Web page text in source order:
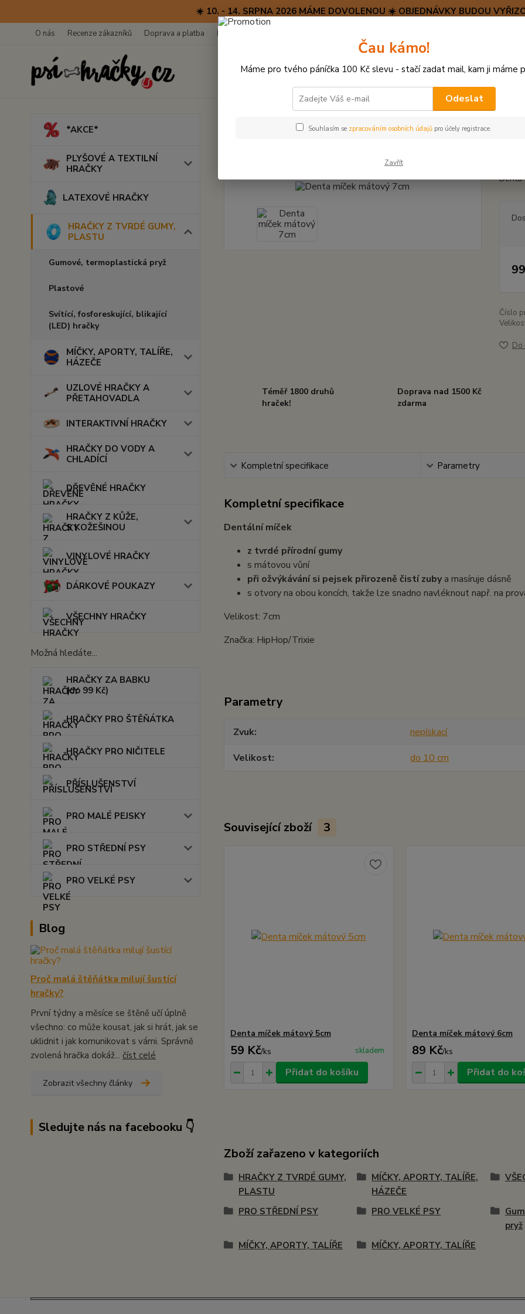
☀️ 10. - 14. SRPNA 2026 MÁME DOVOLENOU ☀️ OBJEDNÁVKY BUDOU
O nás Recenze zákazníků Doprava a platba Kontakty
Hledat
*AKCE*
PLYŠOVÉ A TEXTILNÍ
HRAČKY
LATEXOVÉ HRAČKY
HRAČKY Z TVRDÉ GUMY,
PLASTU
Gumové, termoplastická pryž
Plastové
Svítící, fosforeskující, blikající
(LED) hračky
MÍČKY, APORTY, TALÍŘE,
HÁZEČE
UZLOVÉ HRAČKY A
PŘETAHOVADLA
INTERAKTIVNÍ HRAČKY
HRAČKY DO VODY A
CHLADÍCÍ
DŘEVĚNÉ HRAČKY
HRAČKY Z KŮŽE,
S KOŽEŠINOU
VINYLOVÉ HRAČKY
DÁRKOVÉ POUKAZY
VŠECHNY HRAČKY
Možná hledáte...
HRAČKY ZA BABKU
(do 99 Kč)
HRAČKY PRO ŠTĚŇÁTKA
HRAČKY PRO NIČITELE
PŘÍSLUŠENSTVÍ
PRO MALÉ PEJSKY
PRO STŘEDNÍ PSY
PRO VELKÉ PSY
Blog
Proč malá štěňátka milují šustící
hračky?
První týdny a měsíce se štěně učí úplně
všechno: co může kousat, jak si hrát, jak se
uklidnit i jak komunikovat s vámi. Správně
zvolená hračka dokáž... číst celé
Zobrazit všechny články
Sledujte nás na facebooku 👇
Denta
Číslo
Do
Téměř 1800 druhů
hraček!
Doprava nad 1500 Kč
zdarma
Kompletní specifikace Parametry
Kompletní specifikace
Dentální míček
z tvrdé přírodní gumy
s mátovou vůní
při ožvýkávání si pejsek přirozeně čistí zubya masíruje dásně
s otvory na obou koncích, takže lze snadno navléknout např. na
Velikost: 7cm
Značka: HipHop/Trixie
Parametry
Zvuk
nepískací
Velikost
do 10 cm
Související zboží 3
Denta míček mátový 5cm
59 Kč/ks skladem
Přidat do košíku
Denta míček mátový 6cm
89 Kč/ks
Přidat do
Zboží zařazeno v kategoriích
HRAČKY Z TVRDÉ GUMY,
PLASTU
MÍČKY, APORTY, TALÍŘE,
HÁZEČE
PRO STŘEDNÍ PSY PRO VELKÉ PSY
pryž
MÍČKY, APORTY, TALÍŘE
MÍČKY, APORTY, TALÍŘE
Čau kámo!
Máme pro tvého páníčka 100 Kč slevu - stačí zadat mail, kam ji máme
Odeslat
Souhlasím se zpracováním osobních údajů pro účely registrace.
Zavřít